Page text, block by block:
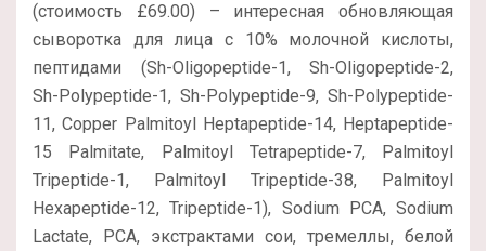
(стоимость £69.00) – интересная обновляющая
сыворотка для лица с 10% молочной кислоты,
пептидами (Sh-Oligopeptide-1, Sh-Oligopeptide-2,
Sh-Polypeptide-1, Sh-Polypeptide-9, Sh-Polypeptide-
11, Copper Palmitoyl Heptapeptide-14, Heptapeptide-
15 Palmitate, Palmitoyl Tetrapeptide-7, Palmitoyl
Tripeptide-1, Palmitoyl Tripeptide-38, Palmitoyl
Hexapeptide-12, Tripeptide-1), Sodium PCA, Sodium
Lactate, PCA, экстрактами сои, тремеллы, белой